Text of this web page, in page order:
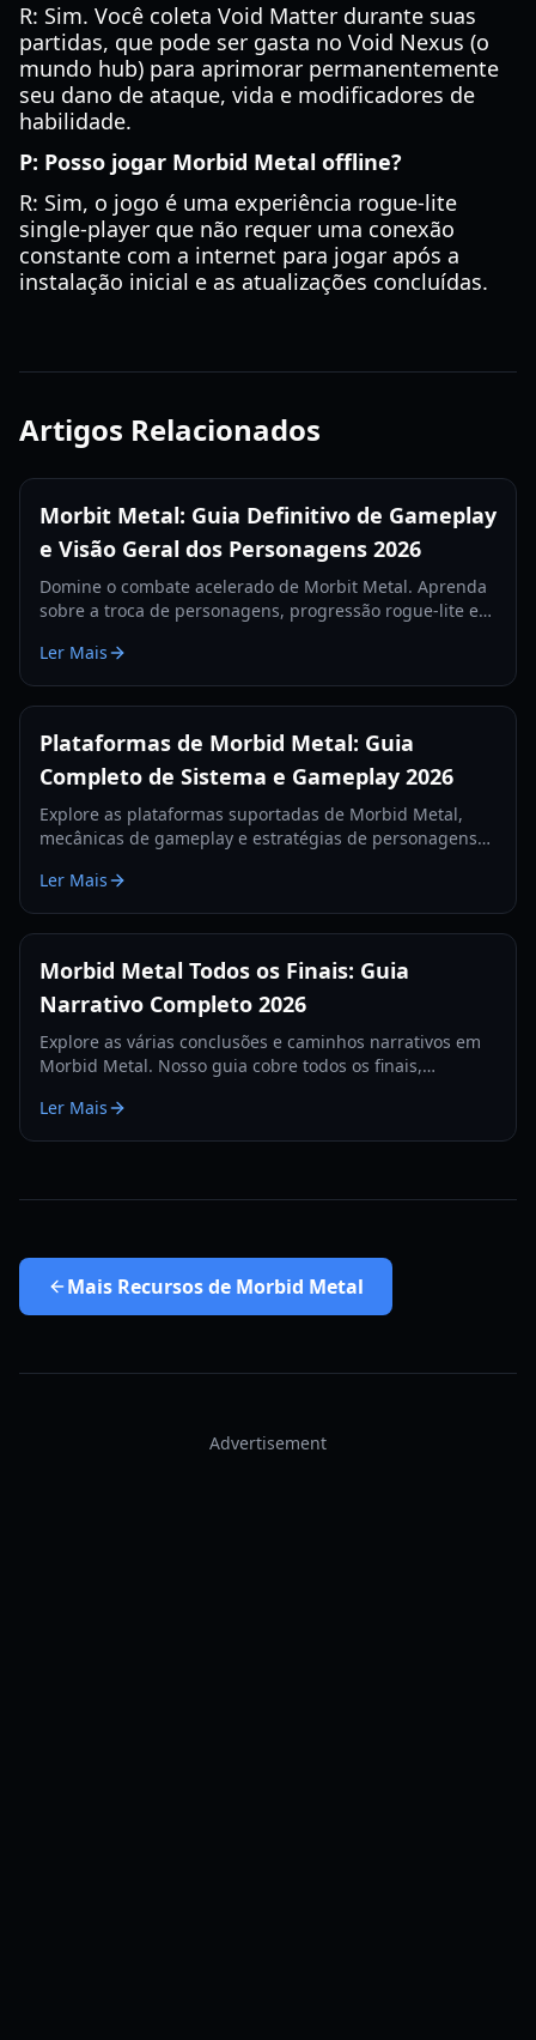
R: Sim. Você coleta Void Matter durante suas
partidas, que pode ser gasta no Void Nexus (o
mundo hub) para aprimorar permanentemente
seu dano de ataque, vida e modificadores de
habilidade.
P: Posso jogar Morbid Metal offline?
R: Sim, o jogo é uma experiência rogue-lite
single-player que não requer uma conexão
constante com a internet para jogar após a
instalação inicial e as atualizações concluídas.
Artigos Relacionados
Morbit Metal: Guia Definitivo de Gameplay
e Visão Geral dos Personagens 2026
Domine o combate acelerado de Morbit Metal. Aprenda
sobre a troca de personagens, progressão rogue-lite e
Ler Mais
Plataformas de Morbid Metal: Guia
Completo de Sistema e Gameplay 2026
Explore as plataformas suportadas de Morbid Metal,
mecânicas de gameplay e estratégias de personagens
ficção científica.
Ler Mais
Morbid Metal Todos os Finais: Guia
Narrativo Completo 2026
Explore as várias conclusões e caminhos narrativos em
Morbid Metal. Nosso guia cobre todos os finais,
de 2026.
Ler Mais
Mais Recursos de Morbid Metal
Advertisement